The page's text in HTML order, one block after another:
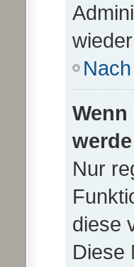
Nur
diese
Diese